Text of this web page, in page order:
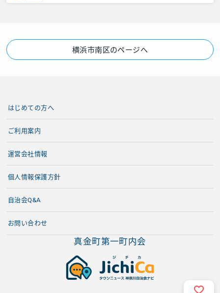
横浜市南区のページへ
真金町第一町内会
はじめての方へ
ご利用案内
運営会社情報
個人情報保護方針
自治会Q&A
お問い合わせ